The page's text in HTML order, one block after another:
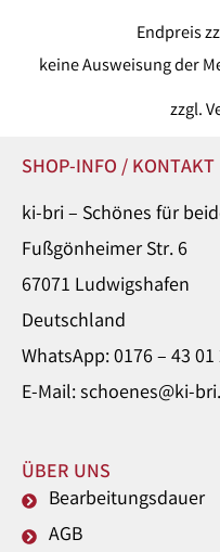
Endpreis
keine Ausweisung der
zzgl.
SHOP-INFO / KONTAKT
ki-bri – Schönes für
Fußgönheimer Str. 6
67071 Ludwigshafen
Deutschland
WhatsApp: 0176 – 43 01
E-Mail: schoenes@ki-
ÜBER UNS
Bearbeitungsdauer
AGB